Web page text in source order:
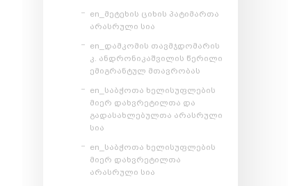
en_მეტეხის ციხის პატიმართა
არასრული სია
en_დამკომის თავმჯდომარის
კ. ანდრონიკაშვილის წერილი
ემიგრანტულ მთავრობას
en_საბჭოთა ხელისუფლების
მიერ დახვრეტილთა და
გადასახლებულთა არასრული
სია
en_საბჭოთა ხელისუფლების
მიერ დახვრეტილთა
არასრული სია